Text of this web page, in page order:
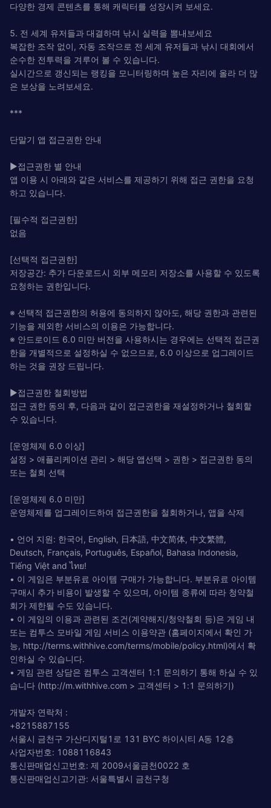
다양한 경제 콘텐츠를 통해 캐릭터를 성장시켜 보세요.
5. 전 세계 유저들과 대결하며 낚시 실력을 뽐내보세요
복잡한 조작 없이, 자동 조작으로 전 세계 유저들과 낚시 대회에서
순수한 전투력을 겨루어 볼 수 있습니다.
실시간으로 갱신되는 랭킹을 모니터링하며 높은 자리에 올라 더 많
은 보상을 노려보세요.
***
단말기 앱 접근권한 안내
▶접근권한 별 안내
앱 이용 시 아래와 같은 서비스를 제공하기 위해 접근 권한을 요청
하고 있습니다.
[필수적 접근권한]
없음
[선택적 접근권한]
저장공간: 추가 다운로드시 외부 메모리 저장소를 사용할 수 있도록
요청하는 권한입니다.
※ 선택적 접근권한의 허용에 동의하지 않아도, 해당 권한과 관련된
기능을 제외한 서비스의 이용은 가능합니다.
※ 안드로이드 6.0 미만 버전을 사용하시는 경우에는 선택적 접근권
한을 개별적으로 설정하실 수 없으므로, 6.0 이상으로 업그레이드
하는 것을 권장 드립니다.
▶접근권한 철회방법
접근 권한 동의 후, 다음과 같이 접근권한을 재설정하거나 철회할
수 있습니다.
[운영체제 6.0 이상]
설정 > 애플리케이션 관리 > 해당 앱선택 > 권한 > 접근권한 동의
또는 철회 선택
[운영체제 6.0 미만]
운영체제를 업그레이드하여 접근권한을 철회하거나, 앱을 삭제
• 언어 지원: 한국어, English, 日本語, 中文简体, 中文繁體,
Deutsch, Français, Português, Español, Bahasa Indonesia,
Tiếng Việt and ไทย!
• 이 게임은 부분유료 아이템 구매가 가능합니다. 부분유료 아이템
구매시 추가 비용이 발생할 수 있으며, 아이템 종류에 따라 청약철
회가 제한될 수도 있습니다.
• 이 게임의 이용과 관련된 조건(계약해지/청약철회 등)은 게임 내
또는 컴투스 모바일 게임 서비스 이용약관 (홈페이지에서 확인 가
능, http://terms.withhive.com/terms/mobile/policy.html)에서 확
인하실 수 있습니다.
• 게임 관련 상담은 컴투스 고객센터 1:1 문의하기 통해 하실 수 있
습니다 (http://m.withhive.com > 고객센터 > 1:1 문의하기)
개발자 연락처 :
+8215887155
서울시 금천구 가산디지털1로 131 BYC 하이시티 A동 12층
사업자번호: 1088116843
통신판매업신고번호: 제 2009서울금천0022 호
통신판매업신고기관: 서울특별시 금천구청